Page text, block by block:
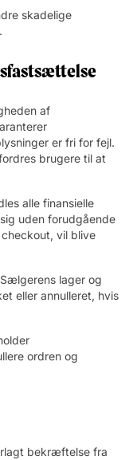
skadelige
af
er fri for fejl.
brugere til at
alle finansielle
uden forudgående
vil blive
lager og
eller annulleret, hvis
ordren og
bekræftelse fra